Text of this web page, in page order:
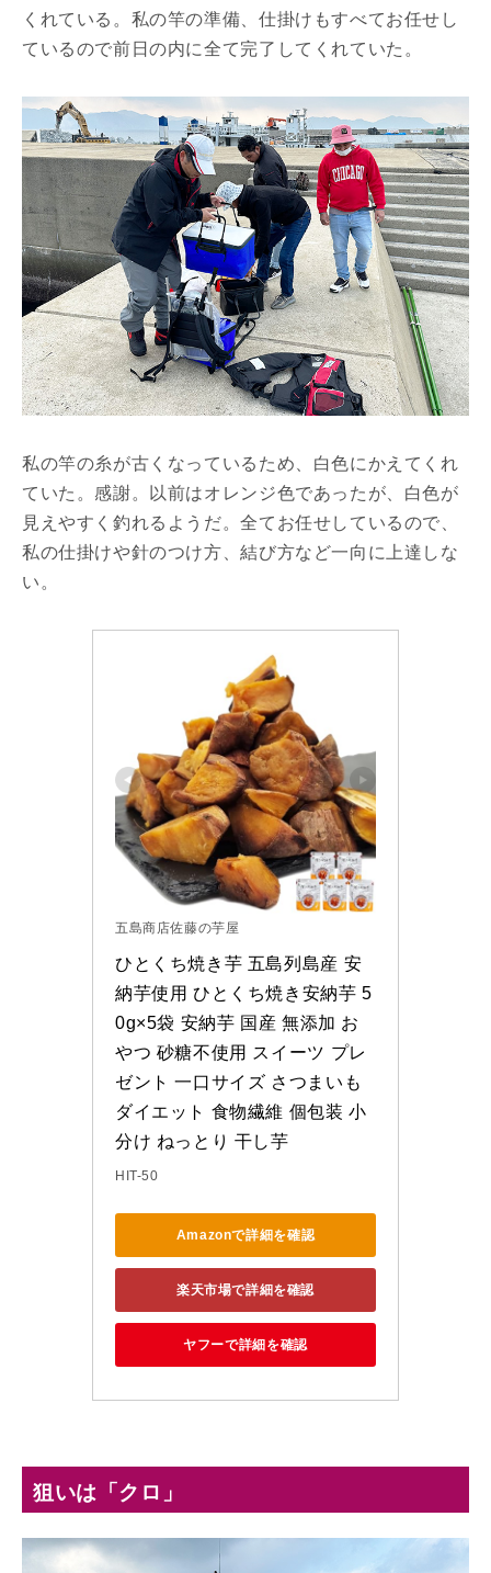
くれている。私の竿の準備、仕掛けもすべてお任せし
ているので前日の内に全て完了してくれていた。
私の竿の糸が古くなっているため、白色にかえてくれ
ていた。感謝。以前はオレンジ色であったが、白色が
見えやすく釣れるようだ。全てお任せしているので、
私の仕掛けや針のつけ方、結び方など一向に上達しな
い。
五島商店佐藤の芋屋
ひとくち焼き芋 五島列島産 安
納芋使用 ひとくち焼き安納芋 5
0g×5袋 安納芋 国産 無添加 お
やつ 砂糖不使用 スイーツ プレ
ゼント 一口サイズ さつまいも
ダイエット 食物繊維 個包装 小
分け ねっとり 干し芋
HIT-50
Amazonで詳細を確認
楽天市場で詳細を確認
ヤフーで詳細を確認
狙いは「クロ」